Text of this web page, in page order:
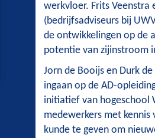
werkvloer. Frits Veenstra
(bedrijfsadviseurs bij
de ontwikkelingen op de
potentie van zijinstroom
Jorn de Booijs en Durk
ingaan op de AD-
initiatief van hogeschool
medewerkers met kennis
kunde te geven om